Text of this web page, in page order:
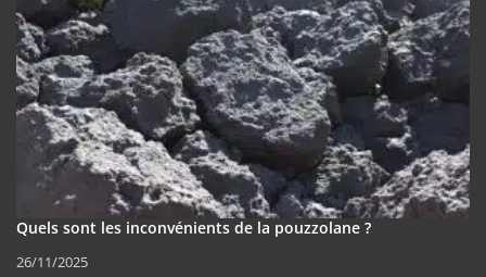
Quels sont les inconvénients de la pouzzolane ?
26/11/2025